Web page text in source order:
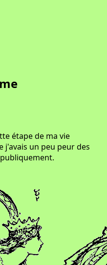
étape de ma vie
j'avais un peu peur des